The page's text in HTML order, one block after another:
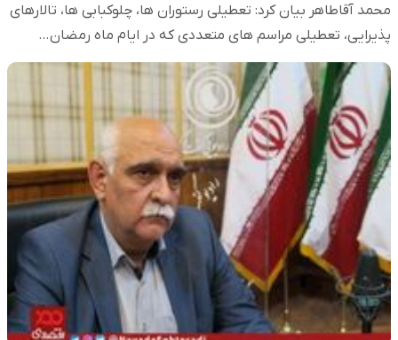
محمد آقاطاهر بیان کرد: تعطیلی رستوران ها، چلوکبابی ها، تالارهای
پذیرایی، تعطیلی مراسم های متعددی که در ایام ماه رمضان…